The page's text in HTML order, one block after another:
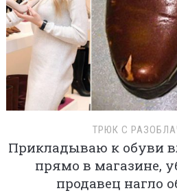
ТРЮК С
Прикладываю к обуви
прямо в магазине,
продавец нагло